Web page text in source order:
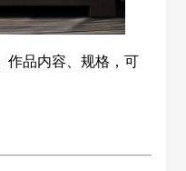
作品内容、规格，可